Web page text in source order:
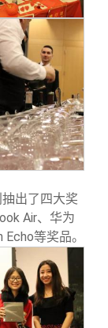
出了四大奖
Air、华为
等奖品。